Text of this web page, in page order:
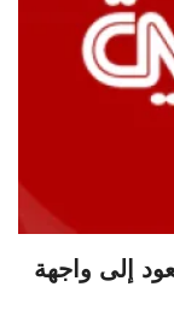
إلى واجهة